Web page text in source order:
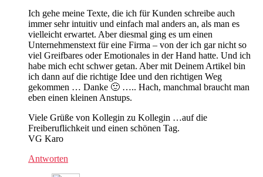
Ich gehe meine Texte, die ich für Kunden schreibe auch
immer sehr intuitiv und einfach mal anders an, als man es
vielleicht erwartet. Aber diesmal ging es um einen
Unternehmenstext für eine Firma – von der ich gar nicht so
viel Greifbares oder Emotionales in der Hand hatte. Und ich
habe mich echt schwer getan. Aber mit Deinem Artikel bin
ich dann auf die richtige Idee und den richtigen Weg
gekommen … Danke 🙂 ….. Hach, manchmal braucht man
eben einen kleinen Anstups.
Viele Grüße von Kollegin zu Kollegin …auf die
Freiberuflichkeit und einen schönen Tag.
VG Karo
Antworten